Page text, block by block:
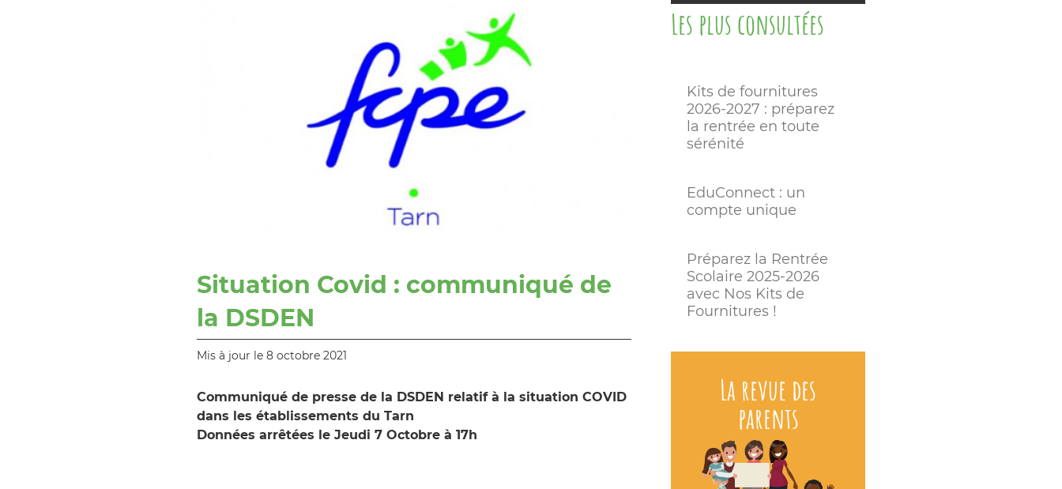
Situation Covid : communiqué de
la DSDEN
Mis à jour le 8 octobre 2021
Communiqué de presse de la DSDEN relatif à la situation COVID
dans les établissements du Tarn
Données arrêtées le Jeudi 7 Octobre à 17h
Les plus consultées
Kits de fournitures
2026-2027 : préparez
la rentrée en toute
sérénité
EduConnect : un
compte unique
Préparez la Rentrée
Scolaire 2025-2026
avec Nos Kits de
Fournitures !
La revue des
parents